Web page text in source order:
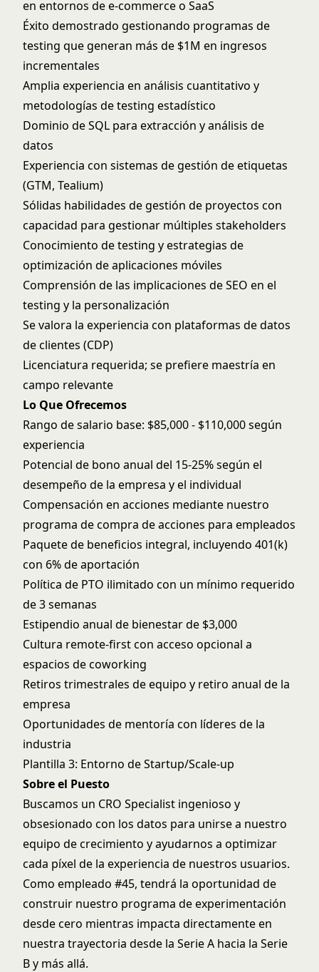
en entornos de e-commerce o SaaS
Éxito demostrado gestionando programas de
testing que generan más de $1M en ingresos
incrementales
Amplia experiencia en análisis cuantitativo y
metodologías de testing estadístico
Dominio de SQL para extracción y análisis de
datos
Experiencia con sistemas de gestión de etiquetas
(GTM, Tealium)
Sólidas habilidades de gestión de proyectos con
capacidad para gestionar múltiples stakeholders
Conocimiento de testing y estrategias de
optimización de aplicaciones móviles
Comprensión de las implicaciones de SEO en el
testing y la personalización
Se valora la experiencia con plataformas de datos
de clientes (CDP)
Licenciatura requerida; se prefiere maestría en
campo relevante
Lo Que Ofrecemos
Rango de salario base: $85,000 - $110,000 según
experiencia
Potencial de bono anual del 15-25% según el
desempeño de la empresa y el individual
Compensación en acciones mediante nuestro
programa de compra de acciones para empleados
Paquete de beneficios integral, incluyendo 401(k)
con 6% de aportación
Política de PTO ilimitado con un mínimo requerido
de 3 semanas
Estipendio anual de bienestar de $3,000
Cultura remote-first con acceso opcional a
espacios de coworking
Retiros trimestrales de equipo y retiro anual de la
empresa
Oportunidades de mentoría con líderes de la
industria
Plantilla 3: Entorno de Startup/Scale-up
Sobre el Puesto
Buscamos un CRO Specialist ingenioso y
obsesionado con los datos para unirse a nuestro
equipo de crecimiento y ayudarnos a optimizar
cada píxel de la experiencia de nuestros usuarios.
Como empleado #45, tendrá la oportunidad de
construir nuestro programa de experimentación
desde cero mientras impacta directamente en
nuestra trayectoria desde la Serie A hacia la Serie
B y más allá.